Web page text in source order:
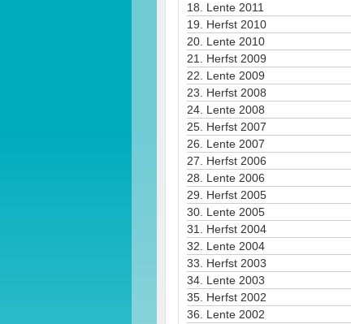
18. Lente 2011
19. Herfst 2010
20. Lente 2010
21. Herfst 2009
22. Lente 2009
23. Herfst 2008
24. Lente 2008
25. Herfst 2007
26. Lente 2007
27. Herfst 2006
28. Lente 2006
29. Herfst 2005
30. Lente 2005
31. Herfst 2004
32. Lente 2004
33. Herfst 2003
34. Lente 2003
35. Herfst 2002
36. Lente 2002